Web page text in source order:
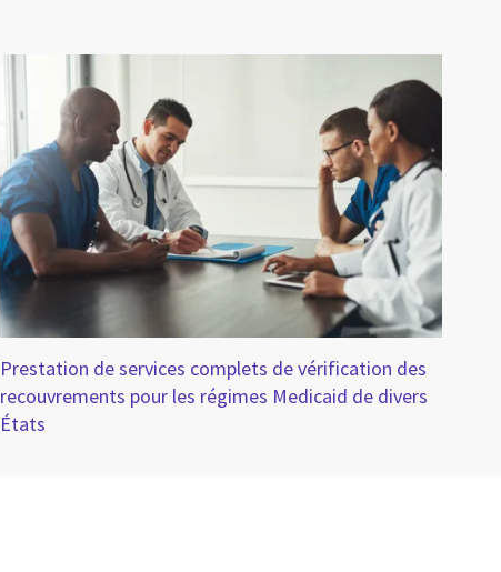
Prestation de services complets de vérification des
recouvrements pour les régimes Medicaid de divers
États